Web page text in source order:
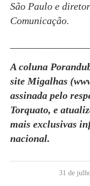
São Paulo e
Comunicação.
A coluna
site Migalhas
assinada pelo
Torquato, e
mais exclusivas
nacional.
31 de